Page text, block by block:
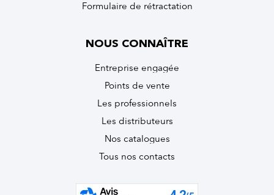
Formulaire de rétractation
NOUS CONNAÎTRE
Entreprise engagée
Points de vente
Les professionnels
Les distributeurs
Nos catalogues
Tous nos contacts